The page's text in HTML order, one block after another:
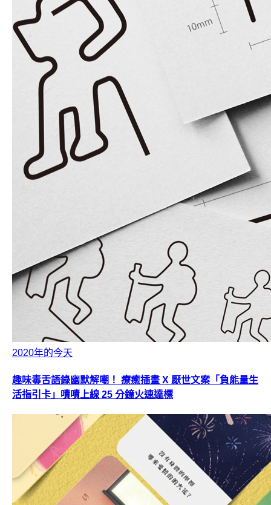
2020年的今天
趣味毒舌語錄幽默解嘲！ 療癒插畫 X 厭世文案「負能量生
活指引卡」嘖嘖上線 25 分鐘火速達標